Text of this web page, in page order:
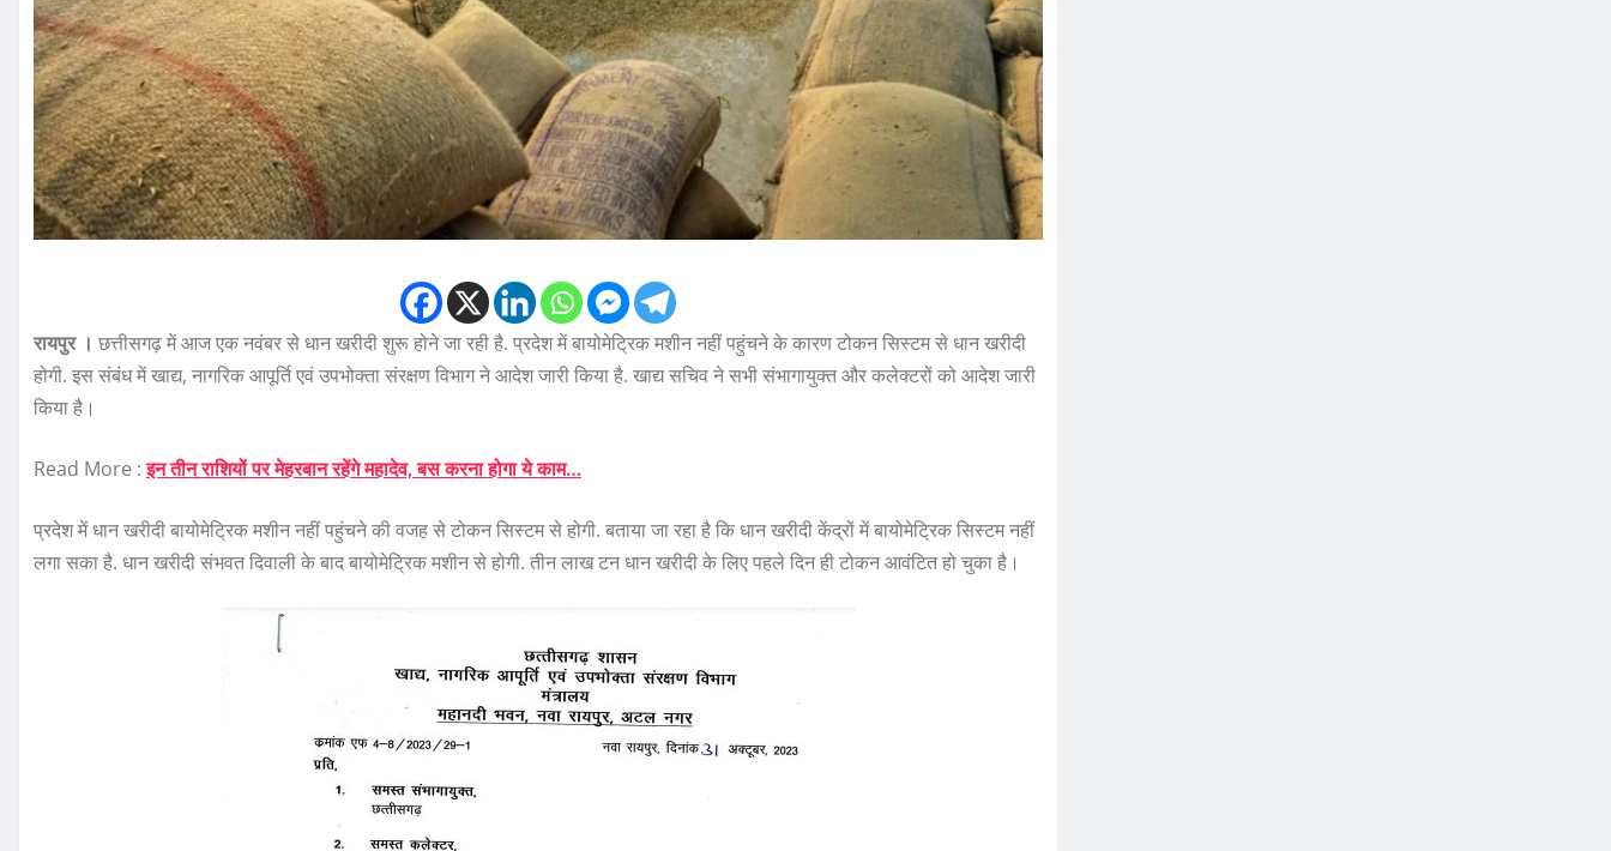
रायपुर । छत्तीसगढ़ में आज एक नवंबर से धान खरीदी शुरू होने जा रही है. प्रदेश में बायोमेट्रिक मशीन नहीं पहुंचने के कारण टोकन सिस्टम से धान खरीदी
होगी. इस संबंध में खाद्य, नागरिक आपूर्ति एवं उपभोक्ता संरक्षण विभाग ने आदेश जारी किया है. खाद्य सचिव ने सभी संभागायुक्त और कलेक्टरों को आदेश जारी
किया है।
Read More :इन तीन राशियों पर मेहरबान रहेंगे महादेव, बस करना होगा ये काम…
प्रदेश में धान खरीदी बायोमेट्रिक मशीन नहीं पहुंचने की वजह से टोकन सिस्टम से होगी. बताया जा रहा है कि धान खरीदी केंद्रों में बायोमेट्रिक सिस्टम नहीं
लगा सका है. धान खरीदी संभवत दिवाली के बाद बायोमेट्रिक मशीन से होगी. तीन लाख टन धान खरीदी के लिए पहले दिन ही टोकन आवंटित हो चुका है।